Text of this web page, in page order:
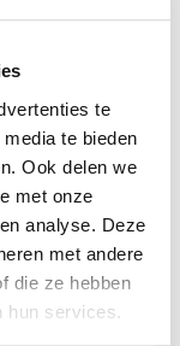
te
te bieden
Ook delen we
met onze
analyse. Deze
met andere
die ze hebben
hun services.